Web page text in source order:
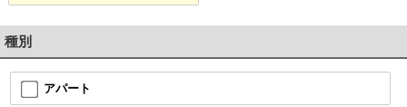
種別
アパート